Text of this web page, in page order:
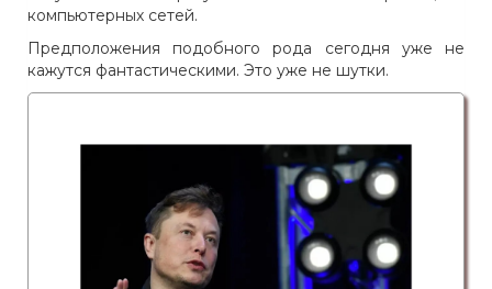
компьютерных сетей.
Предположения подобного рода сегодня уже не
кажутся фантастическими. Это уже не шутки.